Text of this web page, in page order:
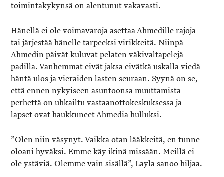
toimintakykynsä on alentunut vakavasti.
Hänellä ei ole voimavaroja asettaa Ahmedille rajoja
tai järjestää hänelle tarpeeksi virikkeitä. Niinpä
Ahmedin päivät kuluvat pelaten väkivaltapelejä
padilla. Vanhemmat eivät jaksa eivätkä uskalla viedä
häntä ulos ja vieraiden lasten seuraan. Syynä on se,
että ennen nykyiseen asuntoonsa muuttamista
perhettä on uhkailtu vastaanottokeskuksessa ja
lapset ovat haukkuneet Ahmedia hulluksi.
”Olen niin väsynyt. Vaikka otan lääkkeitä, en tunne
oloani hyväksi. Emme käy ikinä missään. Meillä ei
ole ystäviä. Olemme vain sisällä”, Layla sanoo hiljaa.